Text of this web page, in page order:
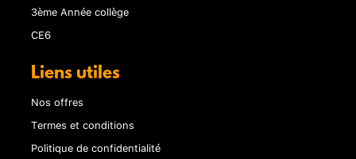
3ème Année collège
CE6
Liens utiles
Nos offres
Termes et conditions
Politique de confidentialité